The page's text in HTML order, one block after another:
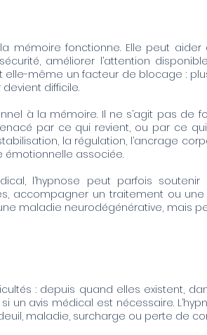
mémoire fonctionne. Elle peut aider
améliorer l’attention
elle-même un facteur de blocage :
difficile.
à la mémoire. Il ne s’agit pas de
par ce qui revient, ou par ce
la régulation, l’ancrage
associée.
l’hypnose peut parfois soutenir
accompagner un traitement ou
maladie neurodégénérative, mais
: depuis quand elles existent,
un avis médical est nécessaire.
maladie, surcharge ou perte de